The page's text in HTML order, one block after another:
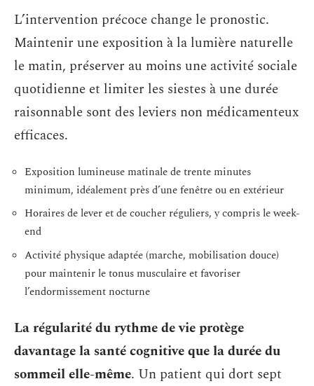
L’intervention précoce change le pronostic.
Maintenir une exposition à la lumière naturelle
le matin, préserver au moins une activité sociale
quotidienne et limiter les siestes à une durée
raisonnable sont des leviers non médicamenteux
efficaces.
Exposition lumineuse matinale de trente minutes
minimum, idéalement près d’une fenêtre ou en extérieur
Horaires de lever et de coucher réguliers, y compris le week-
end
Activité physique adaptée (marche, mobilisation douce)
pour maintenir le tonus musculaire et favoriser
l’endormissement nocturne
La régularité du rythme de vie protège
davantage la santé cognitive que la durée du
sommeil elle-même. Un patient qui dort sept